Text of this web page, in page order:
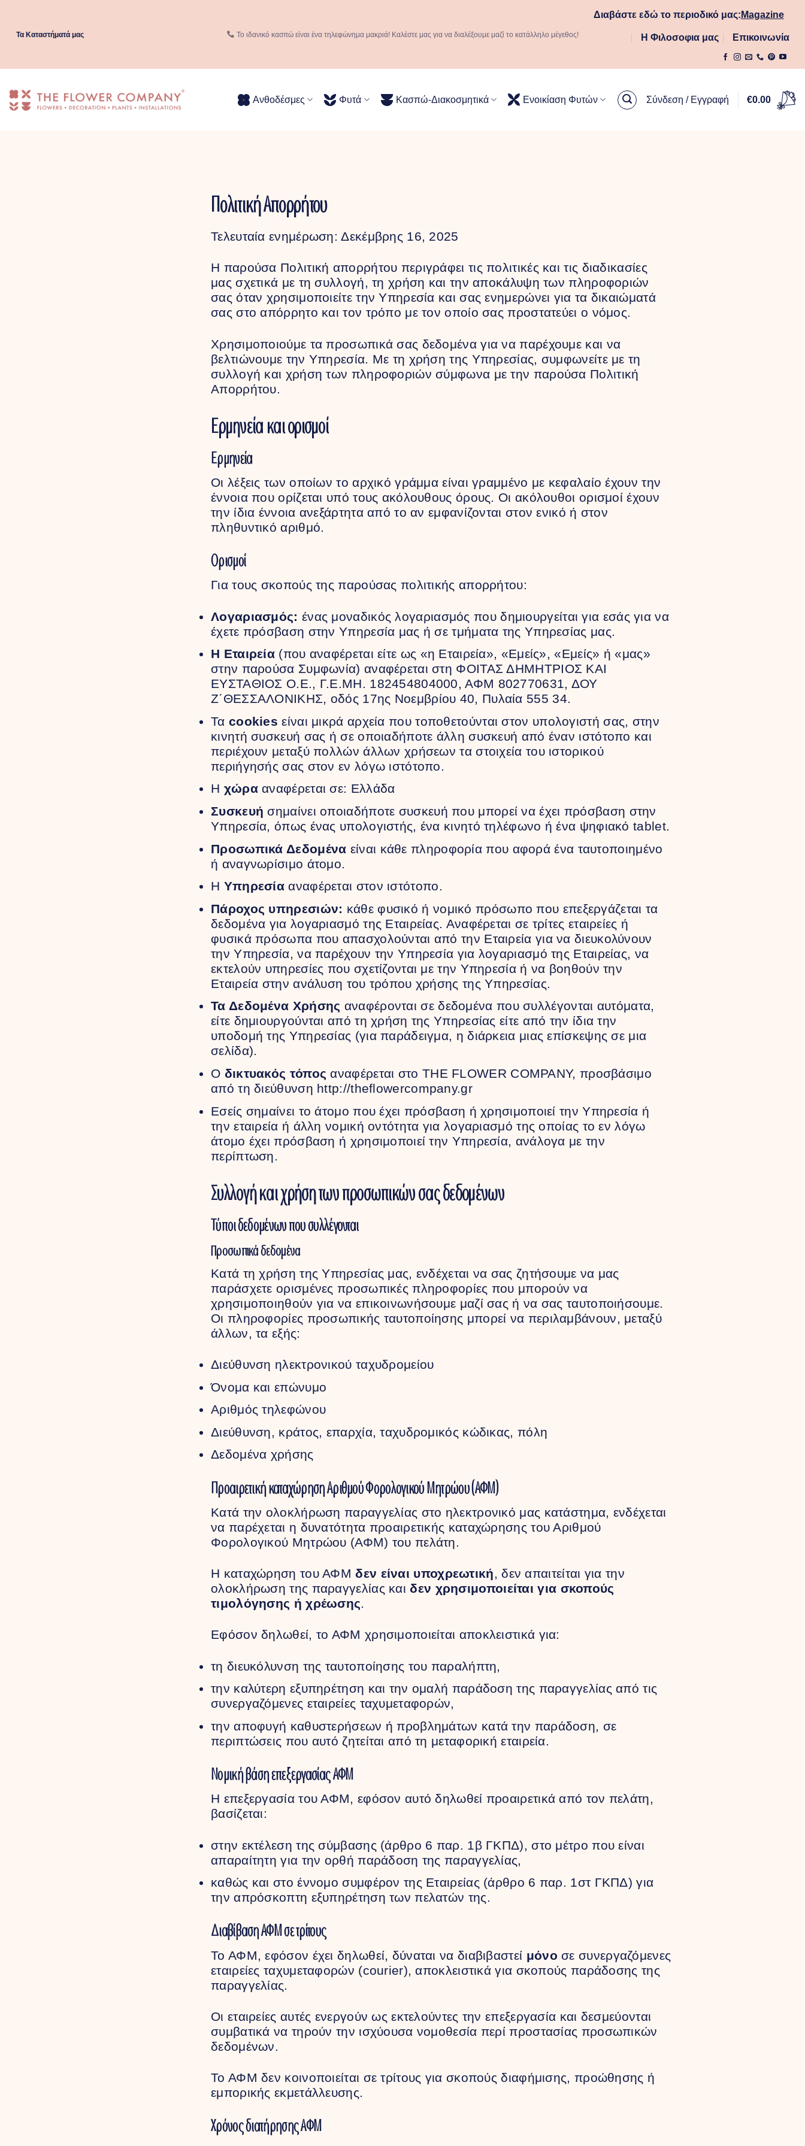
Τα Kαταστήματά μας Το ιδανικό κασπώ είναι ένα τηλεφώνημα μακριά! Καλέστε μας για να διαλέξουμε μαζί το κατάλληλο μέγεθος!
Διαβάστε εδώ το περιοδικό μας: Magazine
Η Φιλοσοφια μας Επικοινωνία
Ανθοδέσμες Φυτά Κασπώ-Διακοσμητικά Ενοικίαση Φυτών Σύνδεση / Εγγραφή €0.00
Πολιτική Απορρήτου
Τελευταία ενημέρωση: Δεκέμβρης 16, 2025
Η παρούσα Πολιτική απορρήτου περιγράφει τις πολιτικές και τις διαδικασίες
μας σχετικά με τη συλλογή, τη χρήση και την αποκάλυψη των πληροφοριών
σας όταν χρησιμοποιείτε την Υπηρεσία και σας ενημερώνει για τα δικαιώματά
σας στο απόρρητο και τον τρόπο με τον οποίο σας προστατεύει ο νόμος.
Χρησιμοποιούμε τα προσωπικά σας δεδομένα για να παρέχουμε και να
βελτιώνουμε την Υπηρεσία. Με τη χρήση της Υπηρεσίας, συμφωνείτε με τη
συλλογή και χρήση των πληροφοριών σύμφωνα με την παρούσα Πολιτική
Απορρήτου.
Ερμηνεία και ορισμοί
Ερμηνεία
Οι λέξεις των οποίων το αρχικό γράμμα είναι γραμμένο με κεφαλαίο έχουν την
έννοια που ορίζεται υπό τους ακόλουθους όρους. Οι ακόλουθοι ορισμοί έχουν
την ίδια έννοια ανεξάρτητα από το αν εμφανίζονται στον ενικό ή στον
πληθυντικό αριθμό.
Ορισμοί
Για τους σκοπούς της παρούσας πολιτικής απορρήτου:
Λογαριασμός: ένας μοναδικός λογαριασμός που δημιουργείται για εσάς για να
έχετε πρόσβαση στην Υπηρεσία μας ή σε τμήματα της Υπηρεσίας μας.
Η Εταιρεία (που αναφέρεται είτε ως «η Εταιρεία», «Εμείς», «Εμείς» ή «μας»
στην παρούσα Συμφωνία) αναφέρεται στη ΦΟΙΤΑΣ ΔΗΜΗΤΡΙΟΣ ΚΑΙ
ΕΥΣΤΑΘΙΟΣ Ο.Ε., Γ.Ε.ΜΗ. 182454804000, ΑΦΜ 802770631, ΔΟΥ
Ζ΄ΘΕΣΣΑΛΟΝΙΚΗΣ, οδός 17ης Νοεμβρίου 40, Πυλαία 555 34.
Τα cookies είναι μικρά αρχεία που τοποθετούνται στον υπολογιστή σας, στην
κινητή συσκευή σας ή σε οποιαδήποτε άλλη συσκευή από έναν ιστότοπο και
περιέχουν μεταξύ πολλών άλλων χρήσεων τα στοιχεία του ιστορικού
περιήγησής σας στον εν λόγω ιστότοπο.
Η χώρααναφέρεται σε: Ελλάδα
Συσκευή σημαίνει οποιαδήποτε συσκευή που μπορεί να έχει πρόσβαση στην
Υπηρεσία, όπως ένας υπολογιστής, ένα κινητό τηλέφωνο ή ένα ψηφιακό tablet.
Προσωπικά Δεδομένα είναι κάθε πληροφορία που αφορά ένα ταυτοποιημένο
ή αναγνωρίσιμο άτομο.
Η Υπηρεσία αναφέρεται στον ιστότοπο.
Πάροχος υπηρεσιών: κάθε φυσικό ή νομικό πρόσωπο που επεξεργάζεται τα
δεδομένα για λογαριασμό της Εταιρείας. Αναφέρεται σε τρίτες εταιρείες ή
φυσικά πρόσωπα που απασχολούνται από την Εταιρεία για να διευκολύνουν
την Υπηρεσία, να παρέχουν την Υπηρεσία για λογαριασμό της Εταιρείας, να
εκτελούν υπηρεσίες που σχετίζονται με την Υπηρεσία ή να βοηθούν την
Εταιρεία στην ανάλυση του τρόπου χρήσης της Υπηρεσίας.
Τα Δεδομένα Χρήσης αναφέρονται σε δεδομένα που συλλέγονται αυτόματα,
είτε δημιουργούνται από τη χρήση της Υπηρεσίας είτε από την ίδια την
υποδομή της Υπηρεσίας (για παράδειγμα, η διάρκεια μιας επίσκεψης σε μια
σελίδα).
Ο δικτυακός τόπος αναφέρεται στο THE FLOWER COMPANY, προσβάσιμο
από τη διεύθυνση http://theflowercompany.gr
Εσείς σημαίνει το άτομο που έχει πρόσβαση ή χρησιμοποιεί την Υπηρεσία ή
την εταιρεία ή άλλη νομική οντότητα για λογαριασμό της οποίας το εν λόγω
άτομο έχει πρόσβαση ή χρησιμοποιεί την Υπηρεσία, ανάλογα με την
περίπτωση.
Συλλογή και χρήση των προσωπικών σας δεδομένων
Τύποι δεδομένων που συλλέγονται
Προσωπικά δεδομένα
Κατά τη χρήση της Υπηρεσίας μας, ενδέχεται να σας ζητήσουμε να μας
παράσχετε ορισμένες προσωπικές πληροφορίες που μπορούν να
χρησιμοποιηθούν για να επικοινωνήσουμε μαζί σας ή να σας ταυτοποιήσουμε.
Οι πληροφορίες προσωπικής ταυτοποίησης μπορεί να περιλαμβάνουν, μεταξύ
άλλων, τα εξής:
Διεύθυνση ηλεκτρονικού ταχυδρομείου
Όνομα και επώνυμο
Αριθμός τηλεφώνου
Διεύθυνση, κράτος, επαρχία, ταχυδρομικός κώδικας, πόλη
Δεδομένα χρήσης
Προαιρετική καταχώρηση Αριθμού Φορολογικού Μητρώου (ΑΦΜ)
Κατά την ολοκλήρωση παραγγελίας στο ηλεκτρονικό μας κατάστημα, ενδέχεται
να παρέχεται η δυνατότητα προαιρετικής καταχώρησης του Αριθμού
Φορολογικού Μητρώου (ΑΦΜ) του πελάτη.
Η καταχώρηση του ΑΦΜ δεν είναι υποχρεωτική, δεν απαιτείται για την
ολοκλήρωση της παραγγελίας και δεν χρησιμοποιείται για σκοπούς
τιμολόγησης ή χρέωσης.
Εφόσον δηλωθεί, το ΑΦΜ χρησιμοποιείται αποκλειστικά για:
τη διευκόλυνση της ταυτοποίησης του παραλήπτη,
την καλύτερη εξυπηρέτηση και την ομαλή παράδοση της παραγγελίας από τις
συνεργαζόμενες εταιρείες ταχυμεταφορών,
την αποφυγή καθυστερήσεων ή προβλημάτων κατά την παράδοση, σε
περιπτώσεις που αυτό ζητείται από τη μεταφορική εταιρεία.
Νομική βάση επεξεργασίας ΑΦΜ
Η επεξεργασία του ΑΦΜ, εφόσον αυτό δηλωθεί προαιρετικά από τον πελάτη,
βασίζεται:
στην εκτέλεση της σύμβασης (άρθρο 6 παρ. 1β ΓΚΠΔ), στο μέτρο που είναι
απαραίτητη για την ορθή παράδοση της παραγγελίας,
καθώς και στο έννομο συμφέρον της Εταιρείας (άρθρο 6 παρ. 1στ ΓΚΠΔ) για
την απρόσκοπτη εξυπηρέτηση των πελατών της.
Διαβίβαση ΑΦΜ σε τρίτους
Το ΑΦΜ, εφόσον έχει δηλωθεί, δύναται να διαβιβαστεί μόνο σε συνεργαζόμενες
εταιρείες ταχυμεταφορών (courier), αποκλειστικά για σκοπούς παράδοσης της
παραγγελίας.
Οι εταιρείες αυτές ενεργούν ως εκτελούντες την επεξεργασία και δεσμεύονται
συμβατικά να τηρούν την ισχύουσα νομοθεσία περί προστασίας προσωπικών
δεδομένων.
Το ΑΦΜ δεν κοινοποιείται σε τρίτους για σκοπούς διαφήμισης, προώθησης ή
εμπορικής εκμετάλλευσης.
Χρόνος διατήρησης ΑΦΜ